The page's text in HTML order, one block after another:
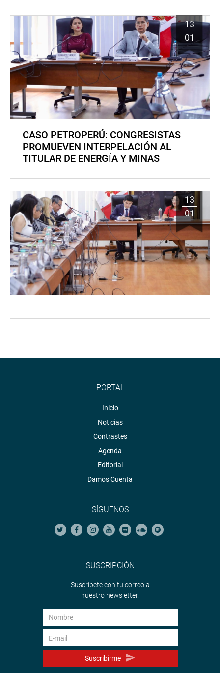
13
01
CASO PETROPERÚ: CONGRESISTAS
PROMUEVEN INTERPELACIÓN AL
TITULAR DE ENERGÍA Y MINAS
13
01
PORTAL
Inicio
Noticias
Contrastes
Agenda
Editorial
Damos Cuenta
SÍGUENOS
SUSCRIPCIÓN
Suscríbete con tu correo a
nuestro newsletter.
Suscribirme